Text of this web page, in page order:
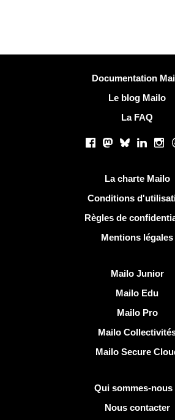
Documentation
Le blog Mailo
La FAQ
Facebook
Mastodon
BlueskyLinkedIn
La charte Mailo
Conditions
Règles de
Mentions légales
Mailo Junior
Mailo Edu
Mailo Pro
Mailo
Mailo Secure
Plus d'infos sur MailoQui sommes-nous
Nous contacter